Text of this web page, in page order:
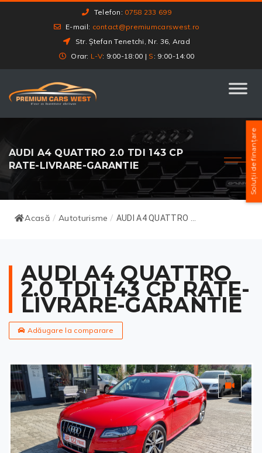
Telefon: 0758 233 699
E-mail: contact@premiumcarswest.ro
Str. Ștefan Tenetchi, Nr. 36, Arad
Orar: L-V: 9:00-18:00 | S : 9:00-14:00
AUDI A4 QUATTRO 2.0 TDI 143 CP
RATE-LIVRARE-GARANTIE
Acasă / Autoturisme / AUDI A4 QUATTRO ...
AUDI A4 QUATTRO
2.0 TDI 143 CP RATE-
LIVRARE-GARANTIE
Adăugare la comparare
Soluții de finanțare